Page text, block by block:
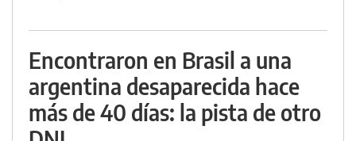
Encontraron en Brasil a una
argentina desaparecida hace
más de 40 días: la pista de otro